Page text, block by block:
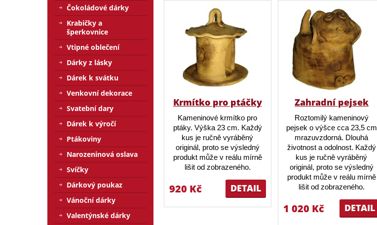
Krmítko pro ptáčky
Kameninové krmítko pro
ptáky. Výška 23 cm. Každý
kus je ručně vyráběný
originál, proto se výsledný
produkt může v reálu mírně
lišit od zobrazeného.
DETAIL
920 Kč
Zahradní pejsek
Roztomilý kameninový
pejsek o výšce cca 23,5 cm
mrazuvzdorná. Dlouhá
životnost a odolnost. Každý
kus je ručně vyráběný
originál, proto se výsledný
produkt může v reálu mírně
lišit od zobrazeného.
DETAIL
1 020 Kč
Čokoládové dárky
Krabičky a
šperkovnice
Vtipné oblečení
Dárky z lásky
Dárek k svátku
Venkovní dekorace
Svatební dary
Dárek k výročí
Ptákoviny
Narozeninová oslava
Svíčky
Dárkový poukaz
Vánoční dárky
Valentýnské dárky